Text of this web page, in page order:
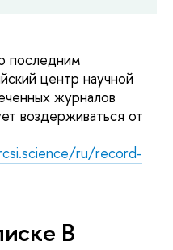
последним
центр научной
журналов
воздерживаться от
ru/record-
B